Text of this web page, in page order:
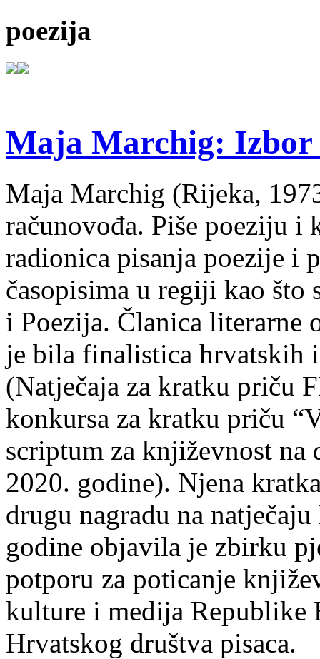
poezija
Maja Marchig: Izbor
Maja Marchig (Rijeka,
računovođa. Piše poeziju i
radionica pisanja poezije i
časopisima u regiji kao što
i Poezija. Članica literarne
je bila finalistica hrvatskih
(Natječaja za kratku priču
konkursa za kratku priču
scriptum za književnost na
2020. godine). Njena
drugu nagradu na
godine objavila je zbirku
potporu za poticanje
kulture i medija Republike
Hrvatskog društva pisaca.